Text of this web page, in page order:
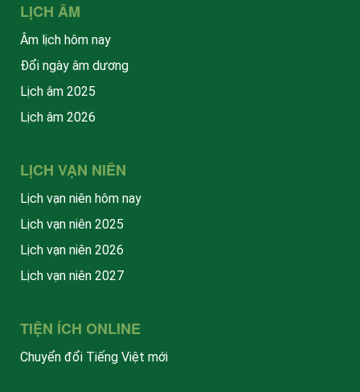
LỊCH ÂM
Âm lịch hôm nay
Đổi ngày âm dương
Lịch âm 2025
Lịch âm 2026
LỊCH VẠN NIÊN
Lịch vạn niên hôm nay
Lịch vạn niên 2025
Lịch vạn niên 2026
Lịch vạn niên 2027
TIỆN ÍCH ONLINE
Chuyển đổi Tiếng Việt mới